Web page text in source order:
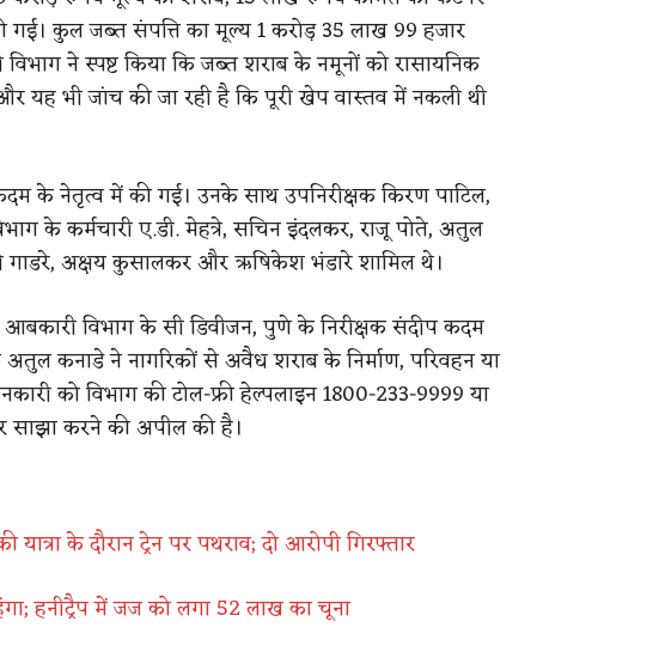
गई। कुल जब्त संपत्ति का मूल्य 1 करोड़ 35 लाख 99 हजार
ने स्पष्ट किया कि जब्त शराब के नमूनों को रासायनिक
यह भी जांच की जा रही है कि पूरी खेप वास्तव में नकली थी
के नेतृत्व में की गई। उनके साथ उपनिरीक्षक किरण पाटिल,
के कर्मचारी ए.डी. मेहत्रे, सचिन इंदलकर, राजू पोते, अतुल
गाडरे, अक्षय कुसालकर और ऋषिकेश भंडारे शामिल थे।
विभाग के सी डिवीजन, पुणे के निरीक्षक संदीप कदम
कनाडे ने नागरिकों से अवैध शराब के निर्माण, परिवहन या
को विभाग की टोल-फ्री हेल्पलाइन 1800-233-9999 या
साझा करने की अपील की है।
के दौरान ट्रेन पर पथराव; दो आरोपी गिरफ्तार
हनीट्रैप में जज को लगा 52 लाख का चूना